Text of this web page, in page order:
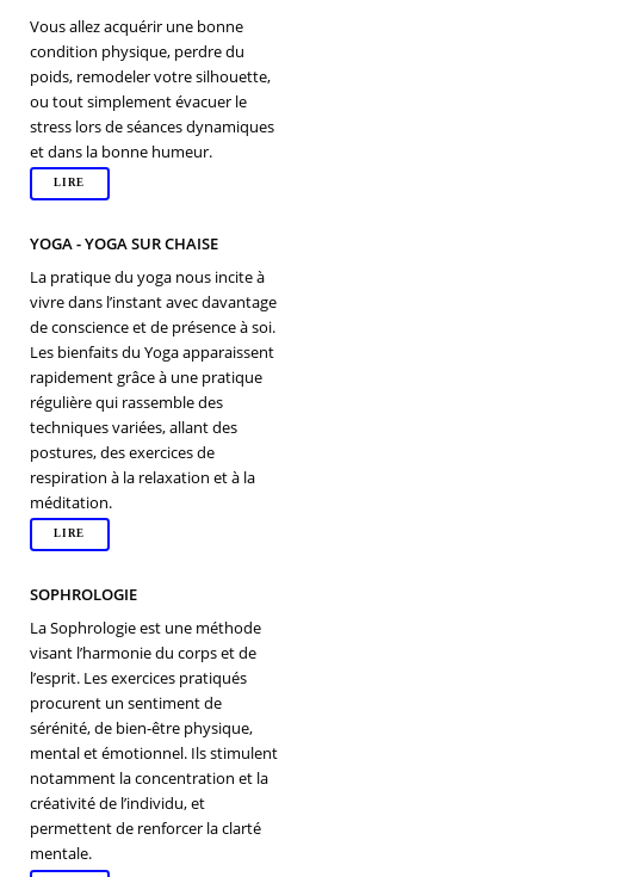
Vous allez acquérir une bonne
condition physique, perdre du
poids, remodeler votre silhouette,
ou tout simplement évacuer le
stress lors de séances dynamiques
et dans la bonne humeur.
LIRE
YOGA - YOGA SUR CHAISE
La pratique du yoga nous incite à
vivre dans l’instant avec davantage
de conscience et de présence à soi.
Les bienfaits du Yoga apparaissent
rapidement grâce à une pratique
régulière qui rassemble des
techniques variées, allant des
postures, des exercices de
respiration à la relaxation et à la
méditation.
LIRE
SOPHROLOGIE
La Sophrologie est une méthode
visant l’harmonie du corps et de
l’esprit. Les exercices pratiqués
procurent un sentiment de
sérénité, de bien-être physique,
mental et émotionnel. Ils stimulent
notamment la concentration et la
créativité de l’individu, et
permettent de renforcer la clarté
mentale.